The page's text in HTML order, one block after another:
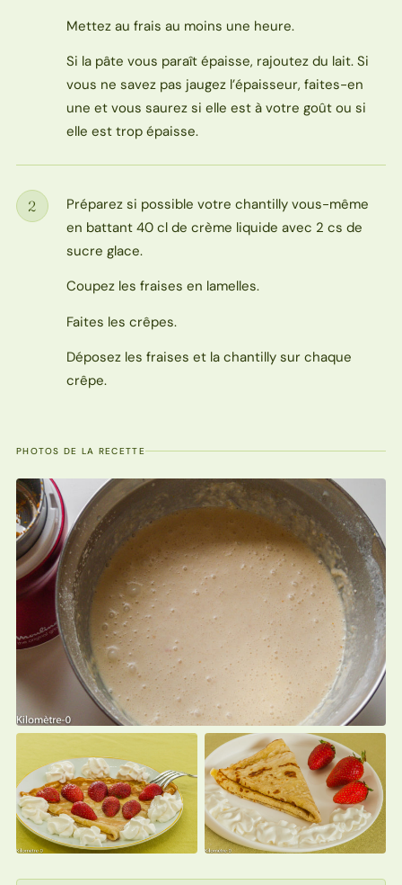
Mettez au frais au moins une heure.
Si la pâte vous paraît épaisse, rajoutez du lait. Si
vous ne savez pas jaugez l’épaisseur, faites-en
une et vous saurez si elle est à votre goût ou si
elle est trop épaisse.
Étape
2
Préparez si possible votre chantilly vous-même
en battant 40 cl de crème liquide avec 2 cs de
sucre glace.
Coupez les fraises en lamelles.
Faites les crêpes.
Déposez les fraises et la chantilly sur chaque
crêpe.
PHOTOS DE LA RECETTE